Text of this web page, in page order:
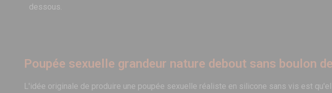
dessous.
Poupée sexuelle grandeur nature debout sans boulon
L'idée originale de produire une poupée sexuelle réaliste en silicone sans vis est